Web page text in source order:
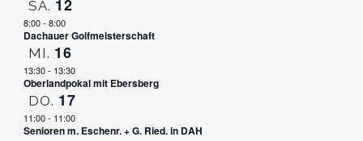
SA. 12
8:00- 8:00
Dachauer Golfmeisterschaft
MI. 16
13:30- 13:30
Oberlandpokal mit Ebersberg
DO. 17
11:00- 11:00
Senioren m. Eschenr. + G. Ried. in DAH